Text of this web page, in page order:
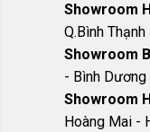
Showroom
Q.Bình Thạnh
Showroom
- Bình Dương
Showroom
Hoàng Mai -